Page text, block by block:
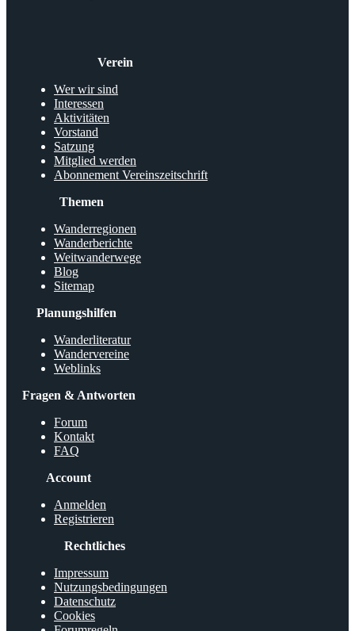
Verein
Wer wir sind
Interessen
Aktivitäten
Vorstand
Satzung
Mitglied werden
Abonnement Vereinszeitschrift
Themen
Wanderregionen
Wanderberichte
Weitwanderwege
Blog
Sitemap
Planungshilfen
Wanderliteratur
Wandervereine
Weblinks
Fragen & Antworten
Forum
Kontakt
FAQ
Account
Anmelden
Registrieren
Rechtliches
Impressum
Nutzungsbedingungen
Datenschutz
Cookies